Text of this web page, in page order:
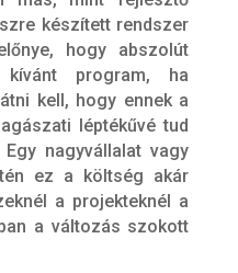
készített rendszer
hogy abszolút
program, ha
kell, hogy ennek a
léptékűvé tud
nagyvállalat vagy
ez a költség akár
a projekteknél a
a változás szokott